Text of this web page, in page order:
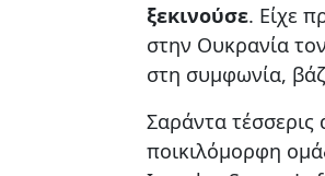
ξεκινούσε. Είχε
στην Ουκρανία
στη συμφωνία,
Σαράντα
ποικιλόμορφη